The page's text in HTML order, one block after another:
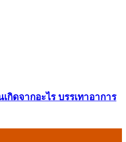
กิดจากอะไร บรรเทาอาการ